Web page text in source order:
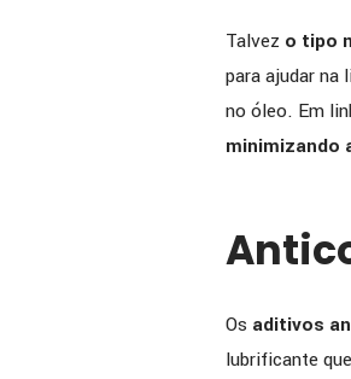
Talvez o tipo
para ajudar na
no óleo. Em
minimizando
Os aditivos
lubrificante